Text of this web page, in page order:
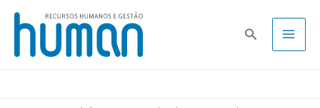
Skip
content
Pesquisa